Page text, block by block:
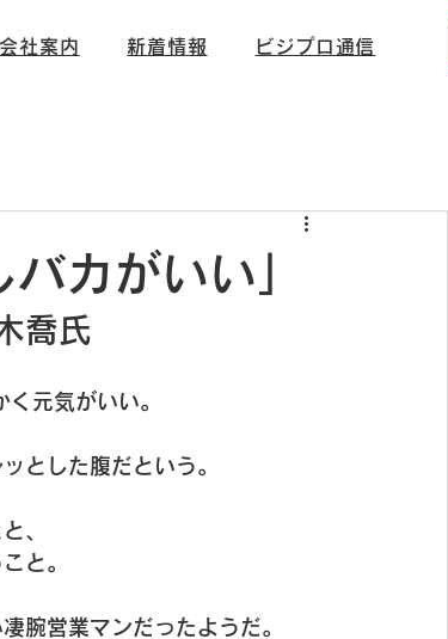
会社案内 新着情報 ビジプロ通信
カがいい」
喬氏
元気がいい。
とした腹だという。
、
と。
腕営業マンだったようだ。